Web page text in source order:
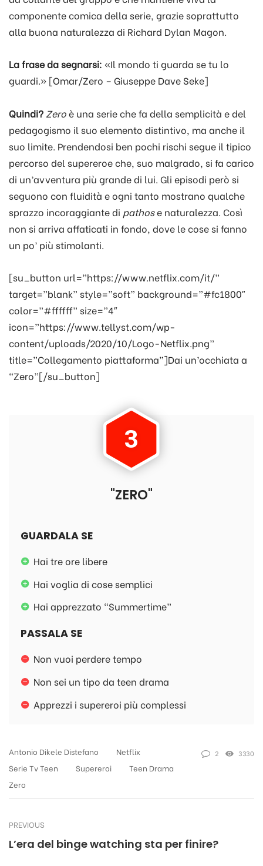
componente comica della serie, grazie soprattutto
alla buona naturalezza di Richard Dylan Magon.
La frase da segnarsi: «Il mondo ti guarda se tu lo
guardi.» [Omar/Zero – Giuseppe Dave Seke]
Quindi? Zeroè una serie che fa della semplicità e del
pedagogismo il suo elemento distintivo, ma anche il
suo limite. Prendendosi ben pochi rischi segue il tipico
percorso del supereroe che, suo malgrado, si fa carico
di un’avventura più grande di lui. Gli episodi però si
seguono con fluidità e ogni tanto mostrano qualche
sprazzo incoraggiante di pathose naturalezza. Così
non si arriva affaticati in fondo, dove le cose si fanno
un po’ più stimolanti.
[su_button url=”https://www.netflix.com/it/”
target=”blank” style=”soft” background=”#fc1800″
color=”#ffffff” size=”4″
icon=”https://www.tellyst.com/wp-
content/uploads/2020/10/Logo-Netflix.png”
title=”Collegamento piattaforma”]Dai un’occhiata a
“Zero”[/su_button]
"ZERO"
3
GUARDALA SE
Hai tre ore libere
Hai voglia di cose semplici
Hai apprezzato "Summertime”
PASSALA SE
Non vuoi perdere tempo
Non sei un tipo da teen drama
Apprezzi i supereroi più complessi
Antonio Dikele Distefano
Netflix
Serie Tv Teen
Supereroi
Teen Drama
Zero
2 3330
PREVIOUS
L’era del binge watching sta per finire?